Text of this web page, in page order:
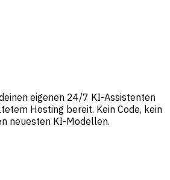
eigenen 24/7 KI-Assistenten
Hosting bereit. Kein Code, kein
neuesten KI-Modellen.